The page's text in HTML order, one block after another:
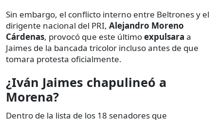
Sin embargo, el conflicto interno entre Beltrones y el
dirigente nacional del PRI, Alejandro Moreno
Cárdenas, provocó que este últimoexpulsara a
Jaimes de la bancada tricolor incluso antes de que
tomara protesta oficialmente.
¿Iván Jaimes chapulineó a
Morena?
Dentro de la lista de los 18 senadores que